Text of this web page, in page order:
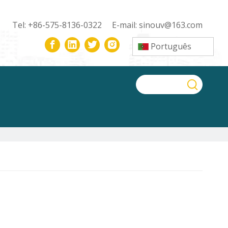
Tel: +86-575-8136-0322 E-mail: sinouv@163.com
Português